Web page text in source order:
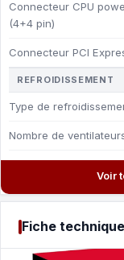
Connecteur CPU
(4+4 pin)
Connecteur PCI
REFROIDISSEMENT
Type de
Nombre de
Voir
Fiche technique